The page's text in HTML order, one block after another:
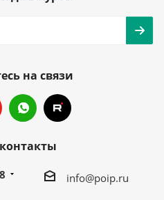
на связи
info@poip.ru